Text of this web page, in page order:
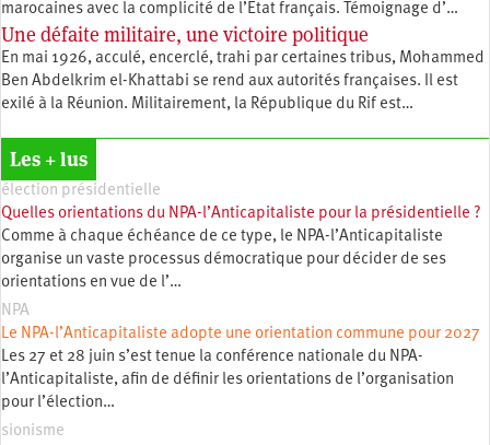
marocaines avec la complicité de l’État français. Témoignage d’…
Une défaite militaire, une victoire politique
En mai 1926, acculé, encerclé, trahi par certaines tribus, Mohammed
Ben Abdelkrim el-­Khattabi se rend aux autorités françaises. Il est
exilé à la Réunion. Militairement, la République du Rif est…
Les + lus
élection présidentielle
Quelles orientations du NPA-l’Anticapitaliste pour la présidentielle ?
Comme à chaque échéance de ce type, le NPA-l’Anticapitaliste
organise un vaste processus démocratique pour décider de ses
orientations en vue de l’…
NPA
Le NPA-l’Anticapitaliste adopte une orientation commune pour 2027
Les 27 et 28 juin s’est tenue la conférence nationale du NPA-
l’Anticapitaliste, afin de définir les orientations de l’organisation
pour l’élection…
sionisme